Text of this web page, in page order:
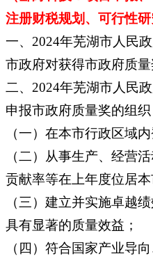
注册财税规划、可行性
一、2024年芜湖市人民
市政府对获得市政府质
二、2024年芜湖市人民
申报市政府质量奖的组
（一）在本市行政区域
（二）从事生产、经营
贡献率等在上年度位居
（三）建立并实施卓越
具有显著的质量效益；
（四）符合国家产业导